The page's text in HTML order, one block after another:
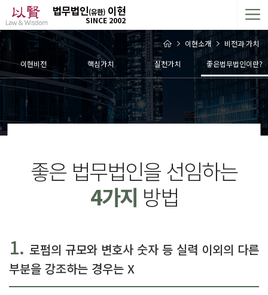
법무법인(유한) 이현
SINCE 2002
이현소개
비전과 가치
이현비전
핵심가치 실천가치 좋은법무법인이란?
좋은 법무법인을 선임하는
4가지 방법
1. 로펌의 규모와 변호사 숫자 등 실력 이외의 다른
부분을 강조하는 경우는 X